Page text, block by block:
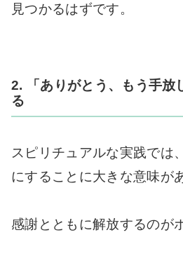
見つかるはずです。
2. 「ありがとう、もう手放
る
スピリチュアルな実践では
にすることに大きな意味が
感謝とともに解放するのが